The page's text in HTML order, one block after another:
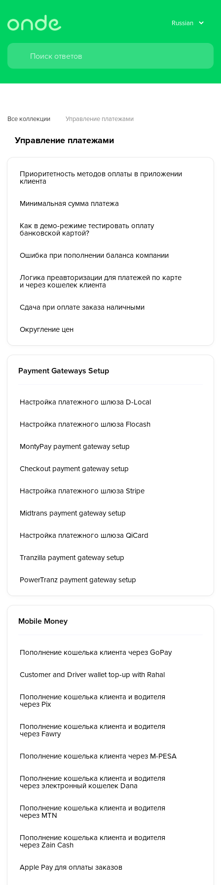
Все коллекции Управление платежами
Управление платежами
Приоритетность методов оплаты в приложении
клиента
Минимальная сумма платежа
Как в демо-режиме тестировать оплату
банковской картой?
Ошибка при пополнении баланса компании
Логика преавторизации для платежей по карте
и через кошелек клиента
Сдача при оплате заказа наличными
Округление цен
Payment Gateways Setup
Настройка платежного шлюза D-Local
Настройка платежного шлюза Flocash
MontyPay payment gateway setup
Checkout payment gateway setup
Настройка платежного шлюза Stripe
Midtrans payment gateway setup
Настройка платежного шлюза QiCard
Tranzilla payment gateway setup
PowerTranz payment gateway setup
Mobile Money
Пополнение кошелька клиента через GoPay
Customer and Driver wallet top-up with Rahal
Пополнение кошелька клиента и водителя
через Pix
Пополнение кошелька клиента и водителя
через Fawry
Пополнение кошелька клиента через M-PESA
Пополнение кошелька клиента и водителя
через электронный кошелек Dana
Пополнение кошелька клиента и водителя
через MTN
Пополнение кошелька клиента и водителя
через Zain Cash
Apple Pay для оплаты заказов